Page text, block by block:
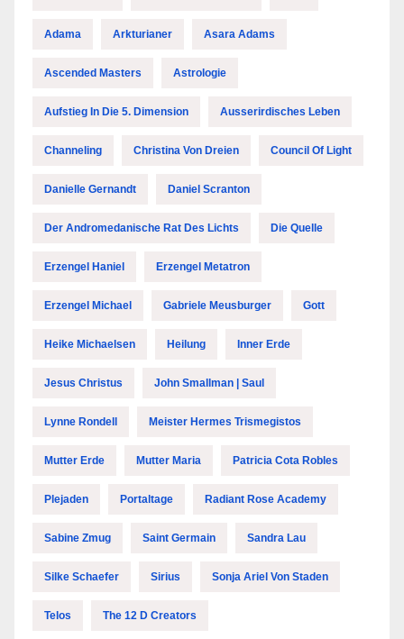
Adama Arkturianer Asara Adams
Ascended Masters Astrologie
Aufstieg In Die 5. Dimension Ausserirdisches Leben
Channeling Christina Von Dreien Council Of Light
Danielle Gernandt Daniel Scranton
Der Andromedanische Rat Des Lichts Die Quelle
Erzengel Haniel Erzengel Metatron
Erzengel Michael Gabriele Meusburger Gott
Heike Michaelsen Heilung Inner Erde
Jesus Christus John Smallman | Saul
Lynne Rondell Meister Hermes Trismegistos
Mutter Erde Mutter Maria Patricia Cota Robles
Plejaden Portaltage Radiant Rose Academy
Sabine Zmug Saint Germain Sandra Lau
Silke Schaefer Sirius Sonja Ariel Von Staden
Telos The 12 D Creators